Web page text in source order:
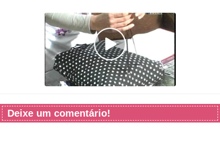
Deixe um comentário!